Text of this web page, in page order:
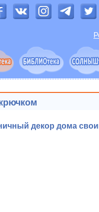
декор дома